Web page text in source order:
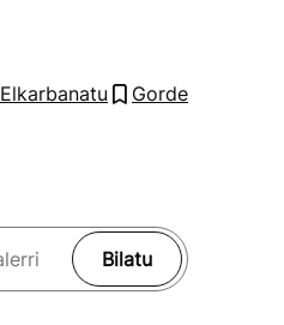
Azken berriak
Elkarbanatu Gorde
Bilatu